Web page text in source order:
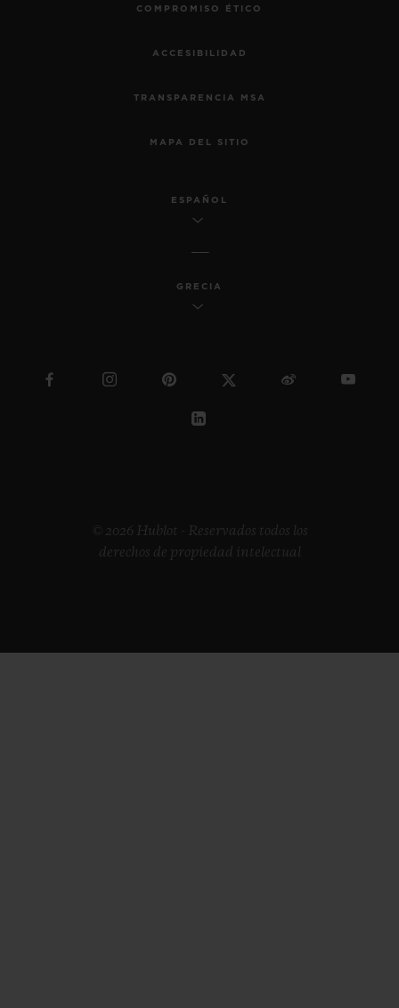
COMPROMISO ÉTICO
ACCESIBILIDAD
TRANSPARENCIA MSA
MAPA DEL SITIO
ESPAÑOL
GRECIA
© 2026 Hublot - Reservados todos los
derechos de propiedad intelectual